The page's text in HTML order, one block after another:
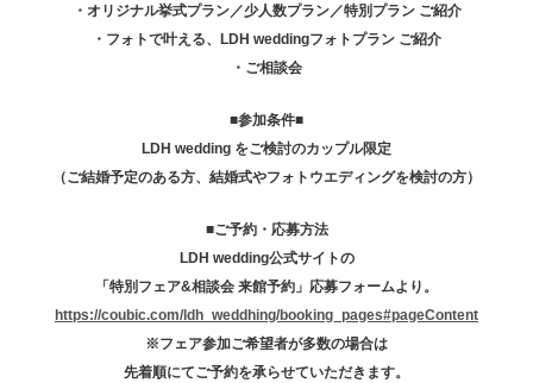
・オリジナル挙式プラン／少人数プラン／特別プラン ご紹介
・フォトで叶える、LDH weddingフォトプラン ご紹介
・ご相談会
■参加条件■
LDH wedding をご検討のカップル限定
（ご結婚予定のある方、結婚式やフォトウエディングを検討の方）
■ご予約・応募方法
LDH wedding公式サイトの
「特別フェア&相談会 来館予約」応募フォームより。
https://coubic.com/ldh_weddhing/booking_pages#pageContent
※フェア参加ご希望者が多数の場合は
先着順にてご予約を承らせていただきます。